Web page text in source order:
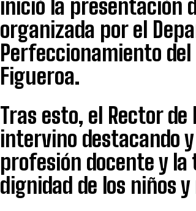
inició la presentación
organizada por el
Perfeccionamiento
Figueroa.
Tras esto, el Rector
intervino destacando
profesión docente y
dignidad de los niños